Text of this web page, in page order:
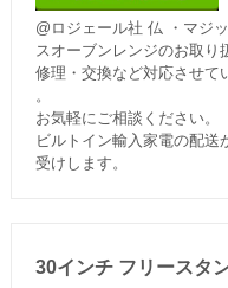
@ロジェール社 仏 ・マジ
スオーブンレンジのお取り
修理・交換など対応させて
。
お気軽にご相談ください。
ビルトイン輸入家電の配送
受けします。
30インチ フリースタ